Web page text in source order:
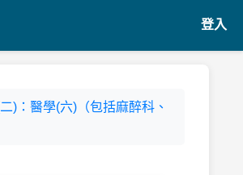
登入
)：醫學(六)（包括麻醉科、